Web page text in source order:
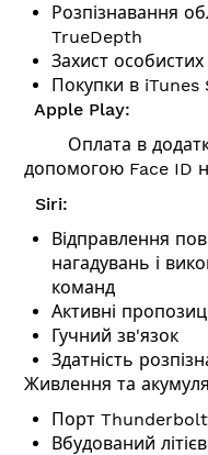
Розпізнавання
TrueDepth
Захист
Покупки в iTunes
Apple Play:
Оплата в
допомогою Face ID
Siri:
Відправлення
нагадувань і
команд
Активні
Гучний зв'язок
Здатність
Живлення та
Порт
Вбудований